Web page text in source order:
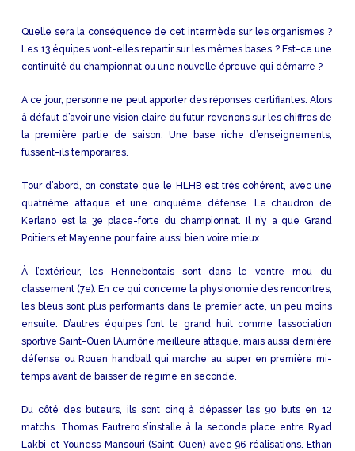
Quelle sera la conséquence de cet intermède sur les organismes ?
Les 13 équipes vont-elles repartir sur les mêmes bases ? Est-ce une
continuité du championnat ou une nouvelle épreuve qui démarre ?
A ce jour, personne ne peut apporter des réponses certifiantes. Alors
à défaut d’avoir une vision claire du futur, revenons sur les chiffres de
la première partie de saison. Une base riche d’enseignements,
fussent-ils temporaires.
Tour d’abord, on constate que le HLHB est très cohérent, avec une
quatrième attaque et une cinquième défense. Le chaudron de
Kerlano est la 3e place-forte du championnat. Il n’y a que Grand
Poitiers et Mayenne pour faire aussi bien voire mieux.
À l’extérieur, les Hennebontais sont dans le ventre mou du
classement (7e). En ce qui concerne la physionomie des rencontres,
les bleus sont plus performants dans le premier acte, un peu moins
ensuite. D’autres équipes font le grand huit comme l’association
sportive Saint-Ouen l’Aumône meilleure attaque, mais aussi dernière
défense ou Rouen handball qui marche au super en première mi-
temps avant de baisser de régime en seconde.
Du côté des buteurs, ils sont cinq à dépasser les 90 buts en 12
matchs. Thomas Fautrero s’installe à la seconde place entre Ryad
Lakbi et Youness Mansouri (Saint-Ouen) avec 96 réalisations. Ethan